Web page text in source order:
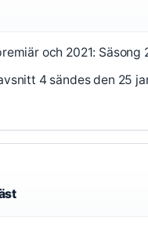
och 2021: Säsong
4 sändes den 25